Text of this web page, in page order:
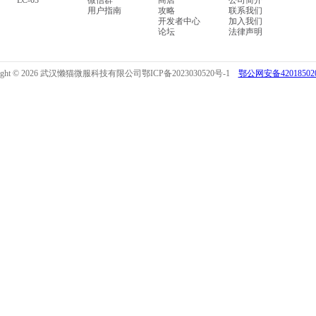
用户指南
攻略
开发者中心
论坛
联系我们
加入我们
法律声明
© 2026 武汉懒猫微服科技有限公司鄂ICP备2023030520号-1 鄂公网安备